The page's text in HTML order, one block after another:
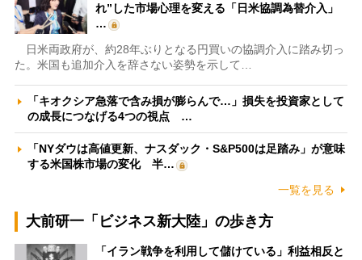
れ”した市場心理を変える「日米協調為替介入」
…
日米両政府が、約28年ぶりとなる円買いの協調介入に踏み切っ
た。米国も追加介入を辞さない姿勢を示して…
「キオクシア急落で含み損が膨らんで…」損失を投資家として
の成長につなげる4つの視点 …
「NYダウは高値更新、ナスダック・S&P500は足踏み」が意味
する米国株市場の変化 半…
一覧を見る
大前研一「ビジネス新大陸」の歩き方
「イラン戦争を利用して儲けている」利益相反と